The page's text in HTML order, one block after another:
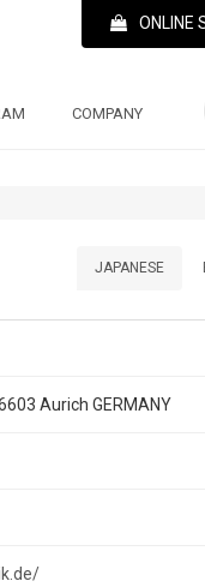
ONLINE
COMPANY
JAPANESE
Aurich GERMANY